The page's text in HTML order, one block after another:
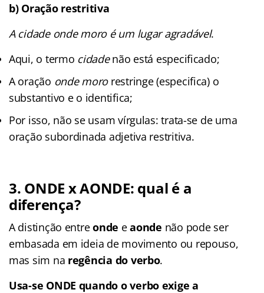
b) Oração restritiva
A cidade onde moro é um lugar agradável.
Aqui, o termo cidadenão está especificado;
A oração onde mororestringe (especifica) o
substantivo e o identifica;
Por isso, não se usam vírgulas: trata-se de uma
oração subordinada adjetiva restritiva.
3. ONDE x AONDE: qual é a
diferença?
A distinção entreonde eaonde não pode ser
embasada em ideia de movimento ou repouso,
mas sim na regência do verbo.
Usa-se ONDE quando o verbo exige a